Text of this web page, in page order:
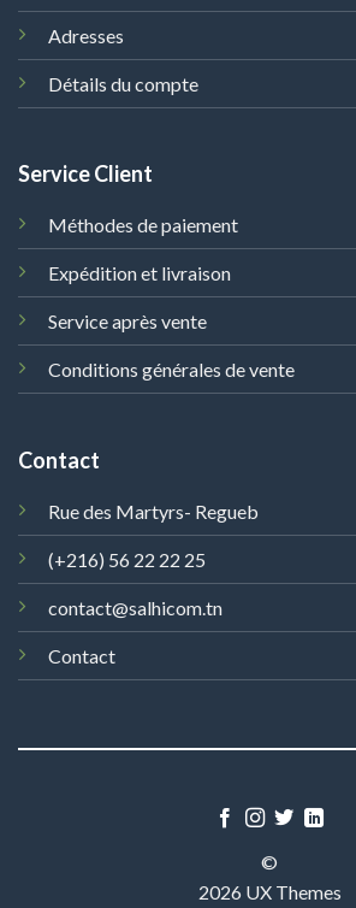
Adresses
Détails du compte
Service Client
Méthodes de paiement
Expédition et livraison
Service après vente
Conditions générales de vente
Contact
Rue des Martyrs- Regueb
(+216) 56 22 22 25
contact@salhicom.tn
Contact
©
2026 UX Themes